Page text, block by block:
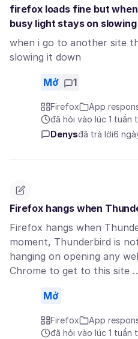
firefox loads fine but
busy light stays on
when i go to another site
slowing it down
Mở 1
Firefox
App
đã hỏi vào lúc 1 tuần
Denysđã trả lời6
Firefox hangs when
Firefox hangs when
moment, Thunderbird is
hanging on opening any
Chrome to get to this site
Mở
Firefox
App
đã hỏi vào lúc 1 tuần